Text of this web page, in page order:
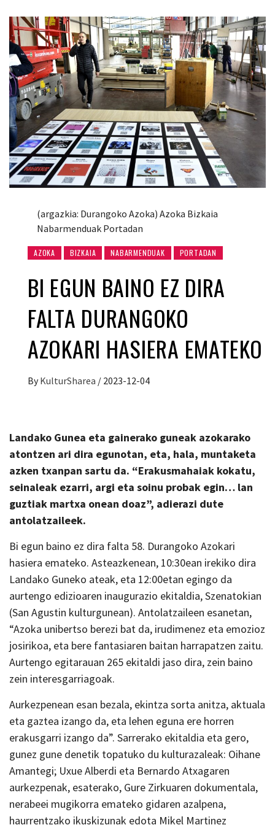
(argazkia: Durangoko Azoka) Azoka Bizkaia
Nabarmenduak Portadan
AZOKA BIZKAIA NABARMENDUAK PORTADAN
BI EGUN BAINO EZ DIRA
FALTA DURANGOKO
AZOKARI HASIERA EMATEKO
By KulturSharea / 2023-12-04
Landako Gunea eta gainerako guneak azokarako
atontzen ari dira egunotan, eta, hala, muntaketa
azken txanpan sartu da. “Erakusmahaiak kokatu,
seinaleak ezarri, argi eta soinu probak egin… lan
guztiak martxa onean doaz”, adierazi dute
antolatzaileek.
Bi egun baino ez dira falta 58. Durangoko Azokari
hasiera emateko. Asteazkenean, 10:30ean irekiko dira
Landako Guneko ateak, eta 12:00etan egingo da
aurtengo edizioaren inaugurazio ekitaldia, Szenatokian
(San Agustin kulturgunean). Antolatzaileen esanetan,
“Azoka unibertso berezi bat da, irudimenez eta emozioz
josirikoa, eta bere fantasiaren baitan harrapatzen zaitu.
Aurtengo egitarauan 265 ekitaldi jaso dira, zein baino
zein interesgarriagoak.
Aurkezpenean esan bezala, ekintza sorta anitza, aktuala
eta gaztea izango da, eta lehen eguna ere horren
erakusgarri izango da”. Sarrerako ekitaldia eta gero,
gunez gune denetik topatuko du kulturazaleak: Oihane
Amantegi; Uxue Alberdi eta Bernardo Atxagaren
aurkezpenak, esaterako, Gure Zirkuaren dokumentala,
nerabeei mugikorra emateko gidaren azalpena,
haurrentzako ikuskizunak edota Mikel Martinez